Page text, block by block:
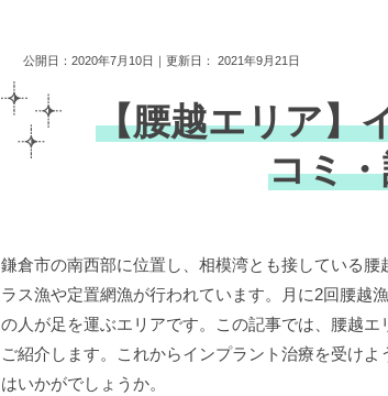
公開日： 2020年7月10日 ｜更新日： 2021年9月21日
【腰越エリア】
コミ
鎌倉市の南西部に位置し、相模湾とも接している
ラス漁や定置網漁が行われています。月に2回腰越
の人が足を運ぶエリアです。この記事では、腰越
ご紹介します。これからインプラント治療を受け
はいかがでしょうか。